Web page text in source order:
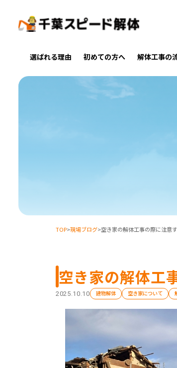
選ばれる理由 初めての方へ 解体工事の
TOP>現場ブログ>空き家の解体工事の際に注意
空き家の解体工
2025.10.10 建物解体 空き家について